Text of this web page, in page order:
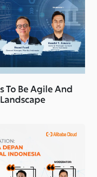
To Be Agile And